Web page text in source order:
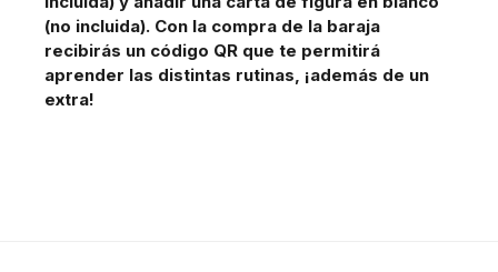
(no incluida). Con la compra de la baraja
recibirás un código QR que te permitirá
aprender las distintas rutinas, ¡además de un
extra!